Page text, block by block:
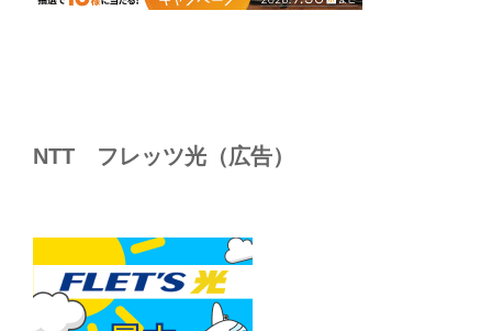
NTT フレッツ光（広告）